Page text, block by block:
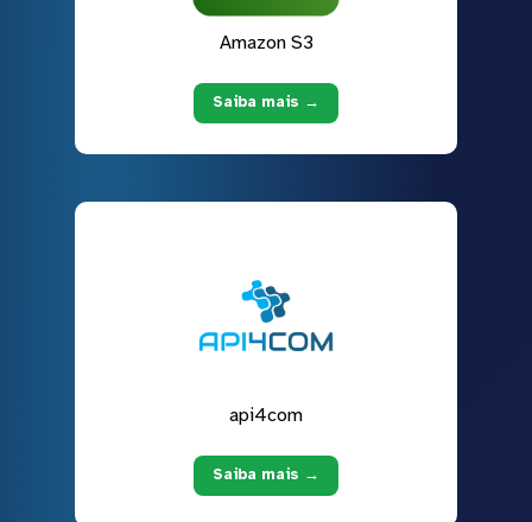
Amazon S3
Saiba mais →
api4com
Saiba mais →